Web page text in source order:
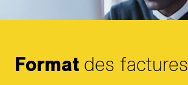
Format des factures